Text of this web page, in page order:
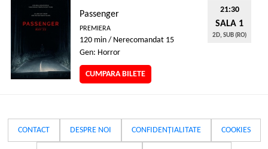
Passenger
PREMIERA
120 min / Nerecomandat 15
Gen: Horror
CUMPARA BILETE
21:30
SALA 1
2D, SUB (RO)
CONTACT DESPRE NOI CONFIDENȚIALITATE COOKIES